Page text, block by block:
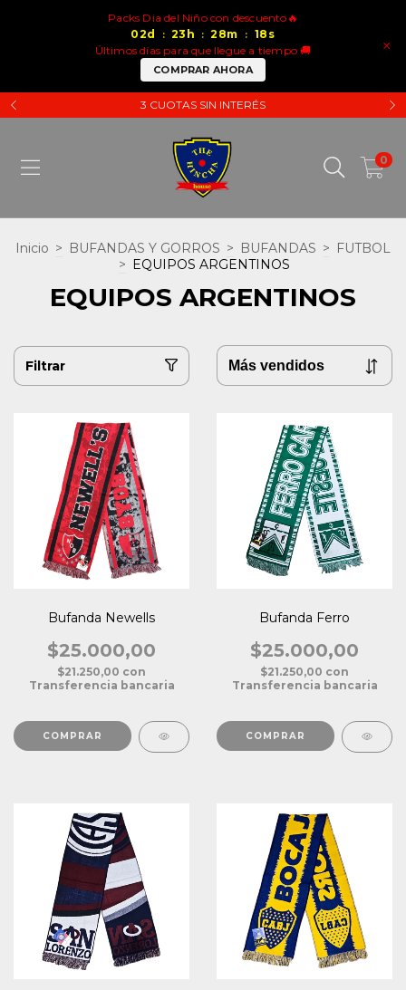
×
Packs Dia del Niño con descuento🔥
02d : 23 h : 28m : 18 s
Últimos días para que llegue a tiempo 🚚
COMPRAR AHORA
3 CUOTAS SIN INTERÉS
0
Inicio > BUFANDAS Y GORROS > BUFANDAS > FUTBOL
> EQUIPOS ARGENTINOS
EQUIPOS ARGENTINOS
Filtrar
Bufanda Newells
$25.000,00
$21.250,00 con
Transferencia bancaria
Bufanda Ferro
$25.000,00
$21.250,00 con
Transferencia bancaria